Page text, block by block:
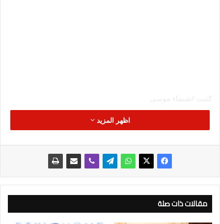
كتبت /شيماء موسى
يستضيف البريد المصري ورشة “PRIME”، والتي ينظمها المكتب
وتحسين جودة الخدمات البريدية ضمن اتفاقية “PRIME”، والتي تضم
الشامل؛ وذلك بمقر المركز الإقليمي للتدريب البريدي بالقاهرة خلال
Neri” رئيسة برايم، والخبير الدولي”Joni sunikka” مدير العمليات في
اظهر المزيد
مقالات ذات صلة